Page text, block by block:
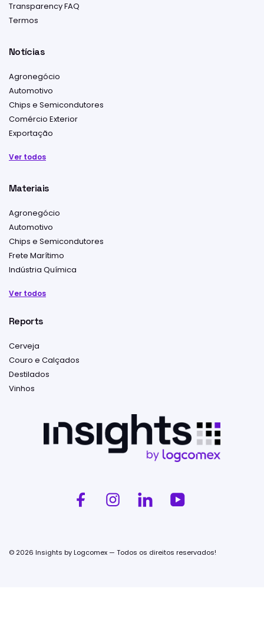
Transparency FAQ
Termos
Notícias
Agronegócio
Automotivo
Chips e Semicondutores
Comércio Exterior
Exportação
Ver todos
Materiais
Agronegócio
Automotivo
Chips e Semicondutores
Frete Marítimo
Indústria Química
Ver todos
Reports
Cerveja
Couro e Calçados
Destilados
Vinhos
© 2026 Insights by Logcomex — Todos os direitos reservados!